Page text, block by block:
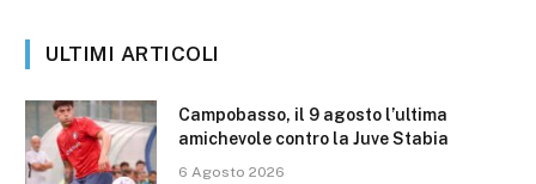
ULTIMI ARTICOLI
Campobasso, il 9 agosto l’ultima
amichevole contro la Juve Stabia
6 Agosto 2026